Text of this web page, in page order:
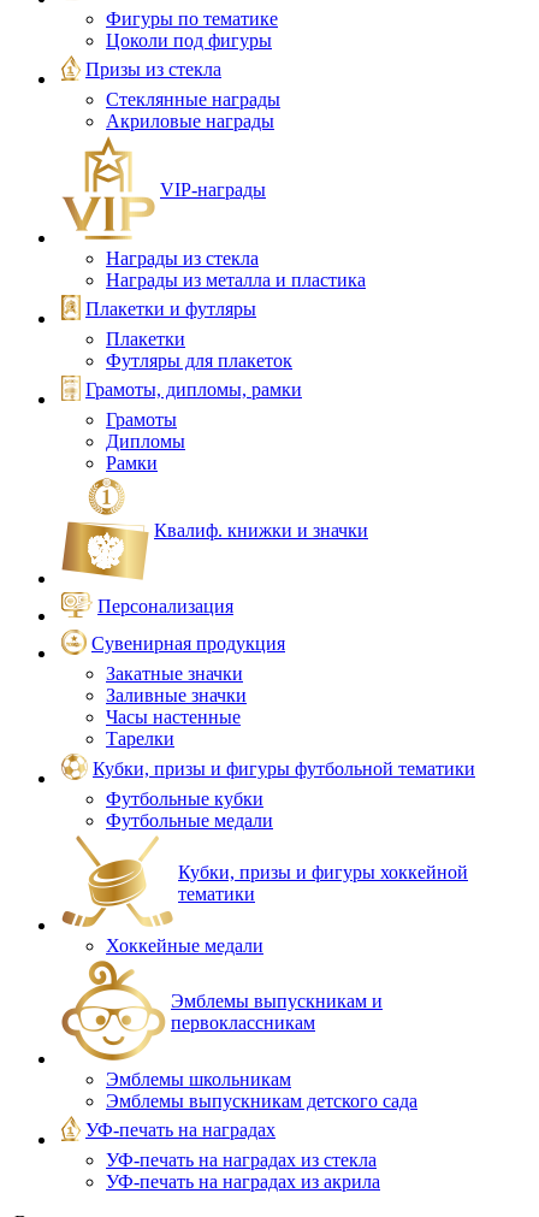
Фигуры по тематике
Цоколи под фигуры
Призы из стекла
Стеклянные награды
Акриловые награды
VIP‑награды
Награды из стекла
Награды из металла и пластика
Плакетки и футляры
Плакетки
Футляры для плакеток
Грамоты, дипломы, рамки
Грамоты
Дипломы
Рамки
Квалиф. книжки и значки
Персонализация
Сувенирная продукция
Закатные значки
Заливные значки
Часы настенные
Тарелки
Кубки, призы и фигуры футбольной тематики
Футбольные кубки
Футбольные медали
Кубки, призы и фигуры хоккейной
тематики
Хоккейные медали
Эмблемы выпускникам и
первоклассникам
Эмблемы школьникам
Эмблемы выпускникам детского сада
УФ-печать на наградах
УФ‑печать на наградах из стекла
УФ-печать на наградах из акрила